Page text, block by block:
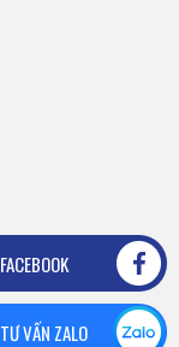
FACEBOOK
TƯ VẤN ZALO